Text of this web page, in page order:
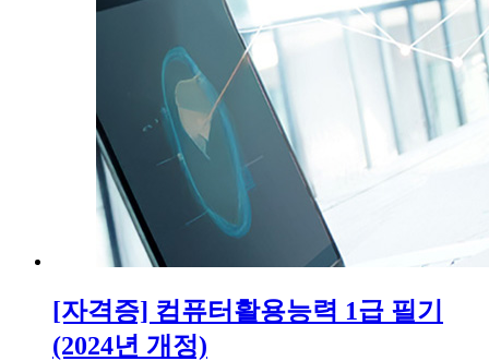
[자격증] 컴퓨터활용능력 1급 필기
(2024년 개정)